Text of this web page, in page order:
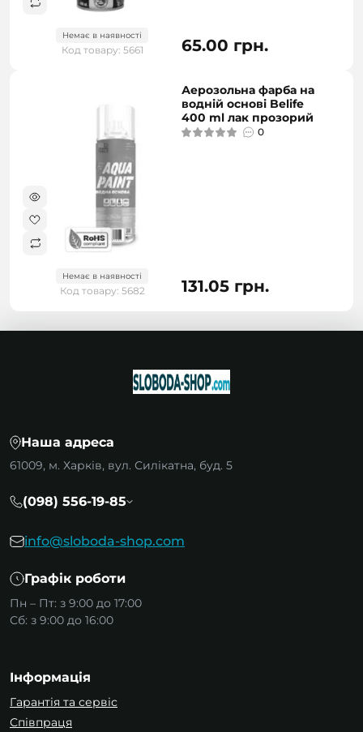
Немає в наявності
Код товару: 5661 65.00 грн.
Немає в наявності
Код товару: 5682
Аерозольна фарба на
водній основі Belife
400 ml лак прозорий
0
131.05 грн.
Наша адреса
61009, м. Харків, вул. Силікатна, буд. 5
(098) 556-19-85
info@sloboda-shop.com
Графік роботи
Пн – Пт: з 9:00 до 17:00
Сб: з 9:00 до 16:00
Інформація
Гарантія та сервіс
Співпраця